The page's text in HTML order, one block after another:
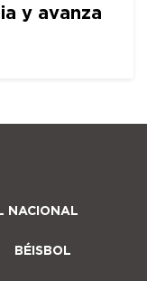
y avanza
NACIONAL
BÉISBOL